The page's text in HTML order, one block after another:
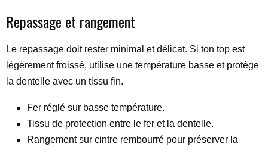
Repassage et rangement
Le repassage doit rester minimal et délicat. Si ton top est
légèrement froissé, utilise une température basse et protège
la dentelle avec un tissu fin.
Fer réglé sur basse température.
Tissu de protection entre le fer et la dentelle.
Rangement sur cintre rembourré pour préserver la